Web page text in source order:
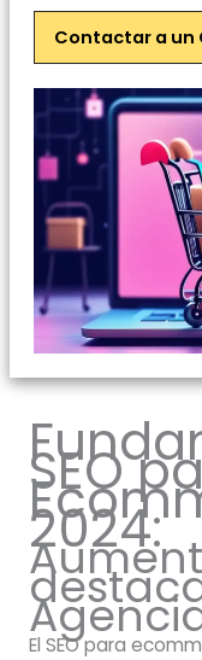
Contactar a un
SEO
2024:
El SEO para